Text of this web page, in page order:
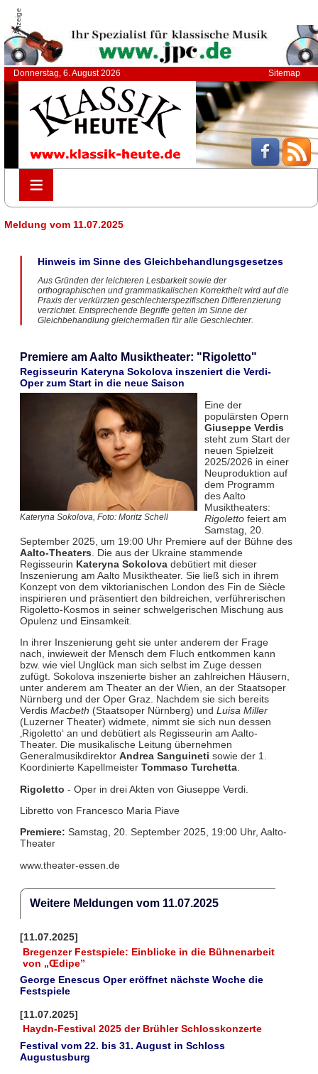
Anzeige
Donnerstag, 6. August 2026 Sitemap
≡
≡
Meldung vom 11.07.2025
Hinweis im Sinne des Gleichbehandlungsgesetzes
Aus Gründen der leichteren Lesbarkeit sowie der
orthographischen und grammatikalischen Korrektheit wird auf die
Praxis der verkürzten geschlechterspezifischen Differenzierung
verzichtet. Entsprechende Begriffe gelten im Sinne der
Gleichbehandlung gleichermaßen für alle Geschlechter.
Premiere am Aalto Musiktheater: "Rigoletto"
Regisseurin Kateryna Sokolova inszeniert die Verdi-
Oper zum Start in die neue Saison
Kateryna Sokolova, Foto: Moritz Schell
Eine der
populärsten Opern
Giuseppe Verdis
steht zum Start der
neuen Spielzeit
2025/2026 in einer
Neuproduktion auf
dem Programm
des Aalto
Musiktheaters:
Rigoletto feiert am
Samstag, 20.
September 2025, um 19:00 Uhr Premiere auf der Bühne des
Aalto-Theaters . Die aus der Ukraine stammende
Regisseurin Kateryna Sokolovadebütiert mit dieser
Inszenierung am Aalto Musiktheater. Sie ließ sich in ihrem
Konzept von dem viktorianischen London des Fin de Siècle
inspirieren und präsentiert den bildreichen, verführerischen
Rigoletto-Kosmos in seiner schwelgerischen Mischung aus
Opulenz und Einsamkeit.
In ihrer Inszenierung geht sie unter anderem der Frage
nach, inwieweit der Mensch dem Fluch entkommen kann
bzw. wie viel Unglück man sich selbst im Zuge dessen
zufügt. Sokolova inszenierte bisher an zahlreichen Häusern,
unter anderem am Theater an der Wien, an der Staatsoper
Nürnberg und der Oper Graz. Nachdem sie sich bereits
Verdis Macbeth (Staatsoper Nürnberg) und Luisa Miller
(Luzerner Theater) widmete, nimmt sie sich nun dessen
‚Rigoletto‘ an und debütiert als Regisseurin am Aalto-
Theater. Die musikalische Leitung übernehmen
Generalmusikdirektor Andrea Sanguineti sowie der 1.
Koordinierte Kapellmeister Tommaso Turchetta.
Rigoletto - Oper in drei Akten von Giuseppe Verdi.
Libretto von Francesco Maria Piave
Premiere: Samstag, 20. September 2025, 19:00 Uhr, Aalto-
Theater
www.theater-essen.de
Weitere Meldungen vom 11.07.2025
[11.07.2025]
Bregenzer Festspiele: Einblicke in die Bühnenarbeit
von „Œdipe”
George Enescus Oper eröffnet nächste Woche die
Festspiele
[11.07.2025]
Haydn-Festival 2025 der Brühler Schlosskonzerte
Festival vom 22. bis 31. August in Schloss
Augustusburg